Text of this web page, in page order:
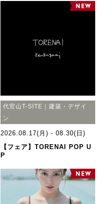
代官山T-SITE｜建築・デザイ
ン
2026.08.17(月) - 08.30(日)
【フェア】TORENAI POP U
P